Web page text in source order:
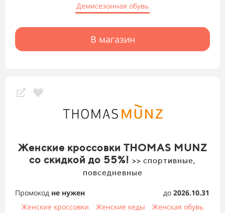
Демисезонная обувь
В магазин
Женские кроссовки THOMAS MUNZ
со скидкой до 55%! >> спортивные,
повседневные
Промокод не нужен до 2026.10.31
Женские кроссовки
Женские кеды Женская обувь